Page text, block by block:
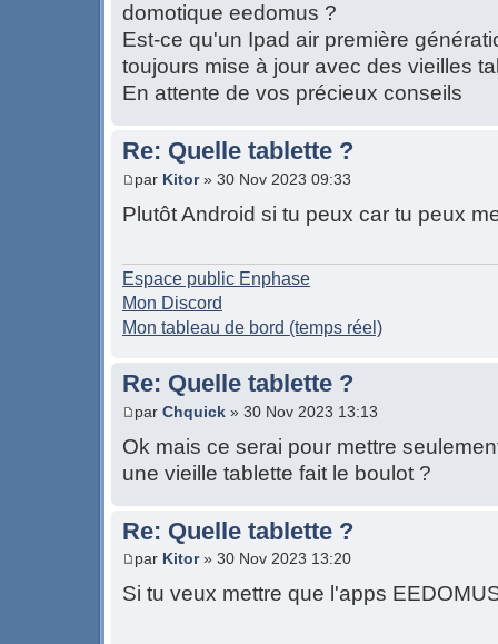
domotique eedomus ?
Est-ce qu'un Ipad air première
toujours mise à jour avec des vieilles
En attente de vos précieux conseils
Re: Quelle tablette ?
par Kitor» 30 Nov 2023 09:33
Plutôt Android si tu peux car tu peux
Espace public Enphase
Mon Discord
Mon tableau de bord (temps réel)
Re: Quelle tablette ?
par Chquick » 30 Nov 2023 13:13
Ok mais ce serai pour mettre
une vieille tablette fait le boulot ?
Re: Quelle tablette ?
par Kitor» 30 Nov 2023 13:20
Si tu veux mettre que l'apps